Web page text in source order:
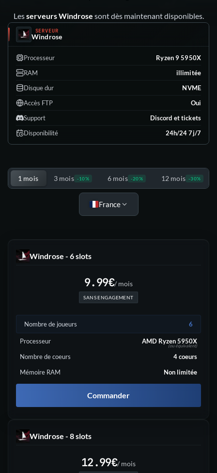
Lesserveurs Windrose sont dès maintenant disponibles.
SERVEUR
Windrose
Processeur
Ryzen 9 5950X
RAM
illimitée
Disque dur
NVME
Accès FTP
Oui
Support
Discord et tickets
Disponibilité
24h/24 7j/7
Choisis ton offre
1 mois 3 mois -10% 6 mois -20% 12 mois -30%
France
Windrose - 6 slots
9.99€/ mois
SANS ENGAGEMENT
Nombre de joueurs 6
Processeur AMD Ryzen 5950X
(ou équivalent)
Nombre de coeurs 4coeurs
Mémoire RAM
Non limitée
Commander
Windrose - 8 slots
12.99€/ mois